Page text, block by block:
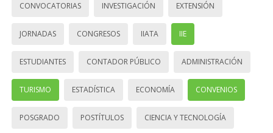
CONVOCATORIAS INVESTIGACIÓN EXTENSIÓN
JORNADAS CONGRESOS IIATA IIE
ESTUDIANTES CONTADOR PÚBLICO ADMINISTRACIÓN
TURISMO ESTADÍSTICA ECONOMÍA CONVENIOS
POSGRADO POSTÍTULOS CIENCIA Y TECNOLOGÍA